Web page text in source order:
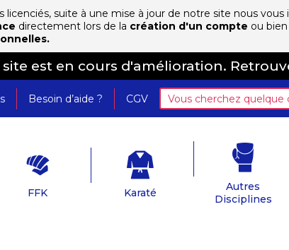
licenciés, suite à une mise à jour de notre site nous vous
directement lors de la création d'un compte ou
site est en cours d'amélioration.
Besoin d’aide ? CGV
FFK Karaté
Autres
Disciplines